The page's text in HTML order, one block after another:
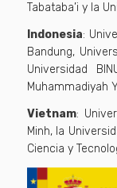
Tabataba’i y la
Indonesia:
Bandung,
Universidad
Muhammadiyah
Vietnam:
Minh, la
Ciencia y